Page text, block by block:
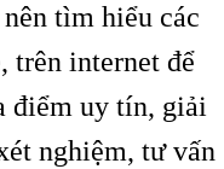
tìm hiểu các
trên internet để
điểm uy tín, giải
nghiệm, tư vấn